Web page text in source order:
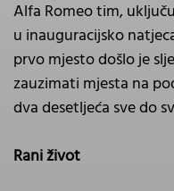
Alfa Romeo tim,
u inauguracijsko
prvo mjesto došlo je
zauzimati mjesta na
dva desetljeća sve do
Rani život